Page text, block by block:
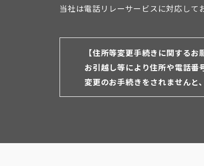
当社は電話リレーサービスに対応して
【住所等変更手続きに関するお
お引越し等により住所や電話番
変更のお手続きをされませんと